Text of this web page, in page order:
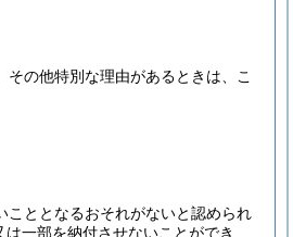
その他特別な理由があるときは、こ
こととなるおそれがないと認められ
一部を納付させないことができ